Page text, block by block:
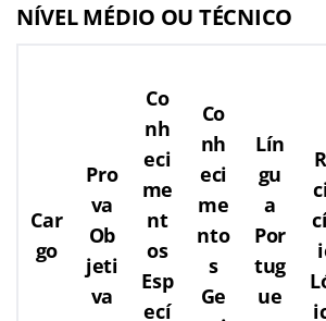
NÍVEL MÉDIO OU TÉCNICO
Car
go
Pro
va
Ob
jeti
va
Co
nh
eci
me
nt
os
Esp
ecí
Co
nh
eci
me
nto
s
Ge
Lín
gu
a
Por
tug
ue